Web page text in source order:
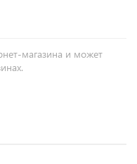
магазина и может